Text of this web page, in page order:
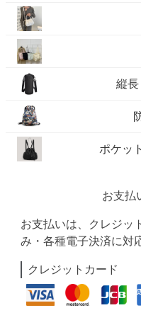
縦
ポケッ
お支払
お支払いは、クレジッ
み・各種電子決済に対
クレジットカード